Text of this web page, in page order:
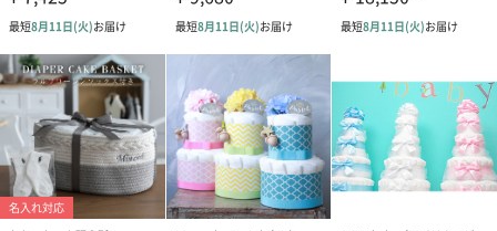
あり（280円）
メッセージカード（通常・写真・グリーティング）
誕生日や結婚祝い・出産祝いなど、様々なシーンのメッセージカ
ードを同梱します。
メッセージカードや封筒のデザインは一部変更する場合がありま
す。